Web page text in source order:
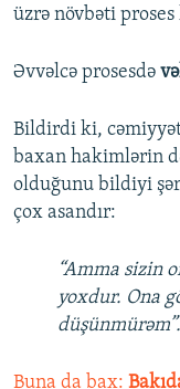
üzrə növbəti
Əvvəlcə prosesdə
Bildirdi ki,
baxan hakimlərin
olduğunu bildiyi
çox asandır:
“Amma sizin
yoxdur. Ona
düşünmürəm”.
Buna da bax: